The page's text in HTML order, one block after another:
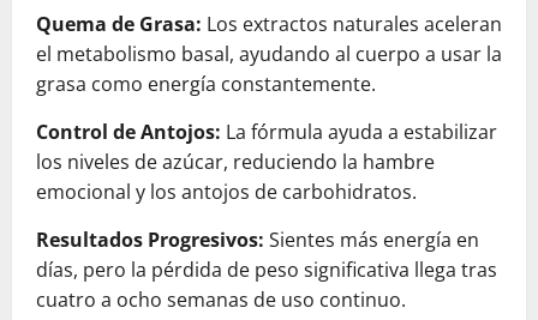
Quema de Grasa: Los extractos naturales aceleran
el metabolismo basal, ayudando al cuerpo a usar la
grasa como energía constantemente.
Control de Antojos: La fórmula ayuda a estabilizar
los niveles de azúcar, reduciendo la hambre
emocional y los antojos de carbohidratos.
Resultados Progresivos: Sientes más energía en
días, pero la pérdida de peso significativa llega tras
cuatro a ocho semanas de uso continuo.